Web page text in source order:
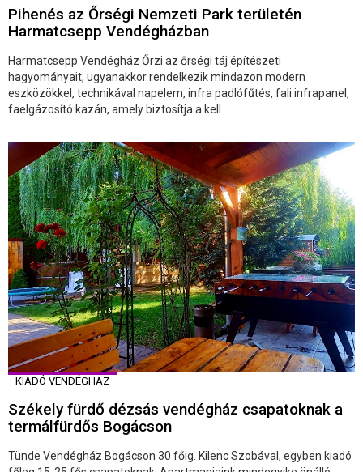
Pihenés az Őrségi Nemzeti Park területén
Harmatcsepp Vendégházban
Harmatcsepp Vendégház Őrzi az őrségi táj építészeti
hagyományait, ugyanakkor rendelkezik mindazon modern
eszközökkel, technikával napelem, infra padlófűtés, fali infrapanel,
faelgázosító kazán, amely biztosítja a kell ...
KIADÓ VENDÉGHÁZ
Székely fürdő dézsás vendégház csapatoknak a
termálfürdős Bogácson
Tünde Vendégház Bogácson 30 főig. Kilenc Szobával, egyben kiadó